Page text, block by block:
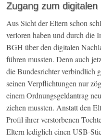
Zugang zum digitalen
Aus Sicht der Eltern schon
verloren haben und durch die
BGH über den digitalen
führen mussten. Denn auch
die Bundesrichter verbindlich
seinen Verpflichtungen nur
einem Ordnungsgeldantrag
ziehen mussten. Anstatt den
Profil ihrer verstorbenen
Eltern lediglich einen USB-